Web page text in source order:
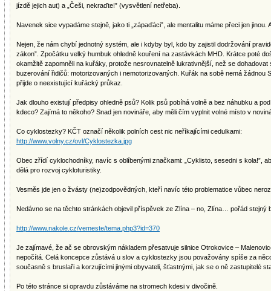
jízdě jejich aut) a „Češi, nekraďte!” (vysvětlení netřeba).
Navenek sice vypadáme stejně, jako ti „zápaďáci”, ale mentalitu máme přeci jen jinou.
Nejen, že nám chybí jednotný systém, ale i kdyby byl, kdo by zajistil dodržování
zákon”. Zpočátku velký humbuk ohledně kouření na zastávkách MHD. Krátce poté
okamžitě zapomněli na kuřáky, protože nesrovnatelně lukrativnější, než se
buzerování řidičů: motorizovaných i nemotorizovaných. Kuřák na sobě nemá žádnou
přijde o neexistující kuřácký průkaz.
Jak dlouho existují předpisy ohledně psů? Kolik psů pobíhá volně a bez náhubku a
kdeco? Zajímá to někoho? Snad jen novináře, aby měli čím vyplnit volné místo v
Co cyklostezky? KČT označí několik polních cest nic neříkajícími cedulkami:
http://www.volny.cz/ovl/Cyklostezka.jpg
Obec zřídí cyklochodníky, navíc s oblíbenými značkami: „Cyklisto, sesedni s kola!”,
dělá pro rozvoj cykloturistiky.
Vesměs jde jen o žvásty (ne)zodpovědných, kteří navíc této problematice vůbec
Nedávno se na těchto stránkách objevil příspěvek ze Zlína – no, Zlína… pořád stejný
http://www.nakole.cz/vemeste/tema.php3?id=370
Je zajímavé, že ač se obrovským nákladem přesatvuje silnice Otrokovice –
nepočítá. Celá koncepce zůstává u slov a cyklostezky jsou považovány spíše za
současně s bruslaři a korzujícími jinými obyvateli, šťastnými, jak se o ně zastupitelé
Po této stránce si opravdu zůstáváme na stromech kdesi v divočině.